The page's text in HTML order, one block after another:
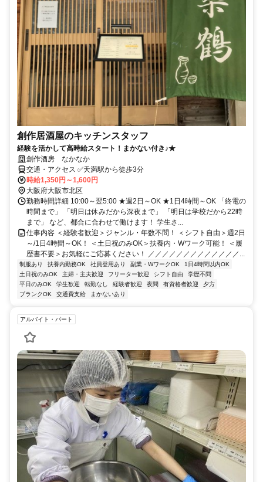
創作居酒屋のキッチンスタッフ
経験を活かして高時給スタート！まかない付き♪★
創作酒房 なかなか
交通・アクセス ✅天満駅から徒歩3分
時給1,350円～1,600円
大阪府大阪市北区
勤務時間詳細 10:00～翌5:00 ★週2日～OK ★1日4時間～OK 「終電の
時間まで」 「明日は休みだから深夜まで」 「明日は学校だから22時
まで」 など、都合に合わせて働けます！ 学生さ...
仕事内容 ＜経験者歓迎＞ジャンル・年数不問！ ＜シフト自由＞週2日
～/1日4時間～OK！ ＜土日祝のみOK＞扶養内・Wワーク可能！ ＜履
歴書不要＞お気軽にご応募ください！ ／／／／／／／／／／／／／...
制服あり 扶養内勤務OK 社員登用あり 副業・WワークOK
1日4時間以内OK
土日祝のみOK
主婦・主夫歓迎 フリーター歓迎 シフト自由
学歴不問
平日のみOK
学生歓迎 転勤なし 経験者歓迎 夜間 有資格者歓迎
夕方
ブランクOK
交通費支給 まかないあり
アルバイト・パート